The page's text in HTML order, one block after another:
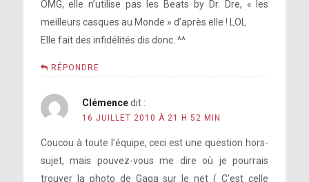
OMG, elle n’utilise pas les Beats by Dr. Dre, « les
meilleurs casques au Monde » d’après elle ! LOL
Elle fait des infidélités dis donc. ^^
RÉPONDRE
Clémence dit :
16 JUILLET 2010 À 21 H 52 MIN
Coucou à toute l’équipe, ceci est une question hors-
sujet, mais pouvez-vous me dire où je pourrais
trouver la photo de Gaga sur le net ( C’est celle